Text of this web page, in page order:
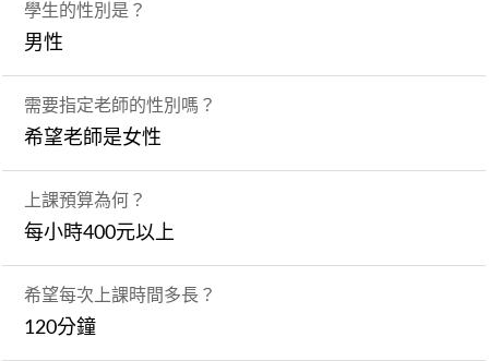
學生的性別是？
男性
需要指定老師的性別嗎？
希望老師是女性
上課預算為何？
每小時400元以上
希望每次上課時間多長？
120分鐘